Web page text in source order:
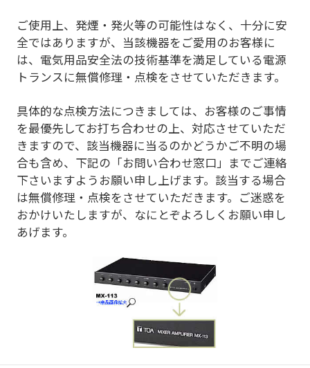
ご使用上、発煙・発火等の可能性はなく、十分に安
全ではありますが、当該機器をご愛用のお客様に
は、電気用品安全法の技術基準を満足している電源
トランスに無償修理・点検をさせていただきます。
具体的な点検方法につきましては、お客様のご事情
を最優先してお打ち合わせの上、対応させていただ
きますので、該当機器に当るのかどうかご不明の場
合も含め、下記の「お問い合わせ窓口」までご連絡
下さいますようお願い申し上げます。該当する場合
は無償修理・点検をさせていただきます。ご迷惑を
おかけいたしますが、なにとぞよろしくお願い申し
あげます。